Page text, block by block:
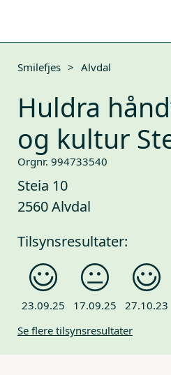
Smilefjes > Alvdal
Huldra
og kultur
Orgnr. 994733540
Steia 10
2560 Alvdal
Tilsynsresultater:
23.09.25 17.09.25 27.10.23
Se flere tilsynsresultater